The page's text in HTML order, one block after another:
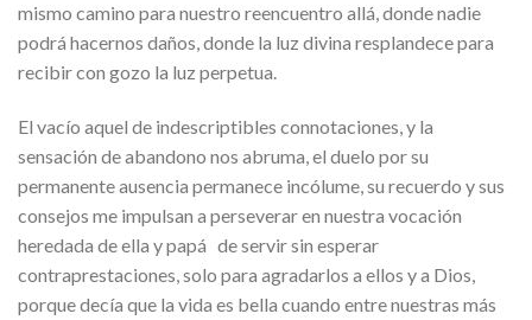
mismo camino para nuestro reencuentro allá, donde nadie
podrá hacernos daños, donde la luz divina resplandece para
recibir con gozo la luz perpetua.
El vacío aquel de indescriptibles connotaciones, y la
sensación de abandono nos abruma, el duelo por su
permanente ausencia permanece incólume, su recuerdo y sus
consejos me impulsan a perseverar en nuestra vocación
heredada de ella y papá de servir sin esperar
contraprestaciones, solo para agradarlos a ellos y a Dios,
porque decía que la vida es bella cuando entre nuestras más